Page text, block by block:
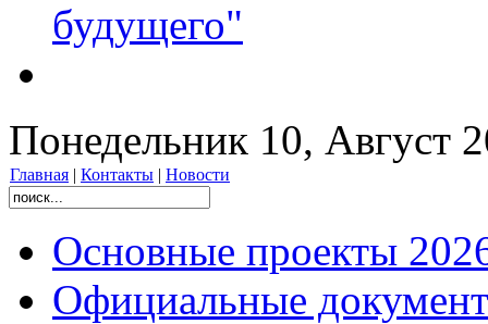
будущего"
Понедельник 10, Август
Главная | Контакты | Новости
Основные проекты
Официальные